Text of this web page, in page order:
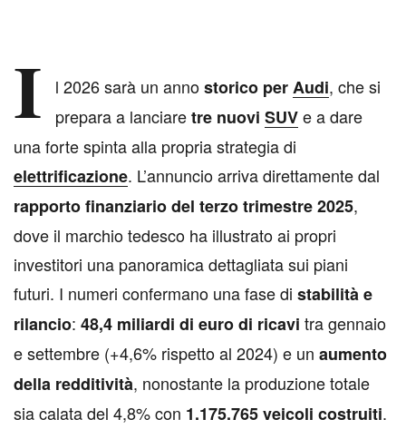
I l 2026 sarà un annostorico perAudi, che si
prepara a lanciaretre nuovi SUVe a dare
una forte spinta alla propria strategia di
elettrificazione. L’annuncio arriva direttamente dal
rapporto finanziario del terzo trimestre 2025,
dove il marchio tedesco ha illustrato ai propri
investitori una panoramica dettagliata sui piani
futuri. I numeri confermano una fase di stabilità e
rilancio: 48,4 miliardi di euro di ricavi tra gennaio
e settembre (+4,6% rispetto al 2024) e un aumento
della redditività, nonostante la produzione totale
sia calata del 4,8% con 1.175.765 veicoli costruiti.